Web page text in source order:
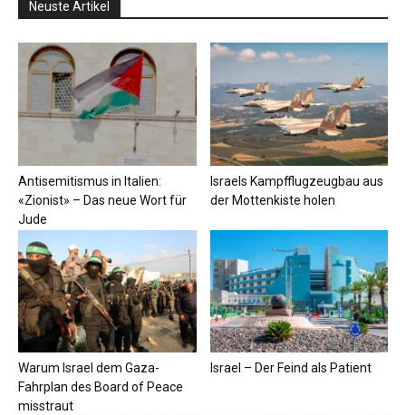
Neuste Artikel
Antisemitismus in Italien:
«Zionist» – Das neue Wort für
Jude
Israels Kampfflugzeugbau aus
der Mottenkiste holen
Warum Israel dem Gaza-
Fahrplan des Board of Peace
misstraut
Israel – Der Feind als Patient